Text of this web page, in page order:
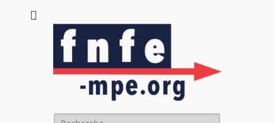
fnfe-mpe.org